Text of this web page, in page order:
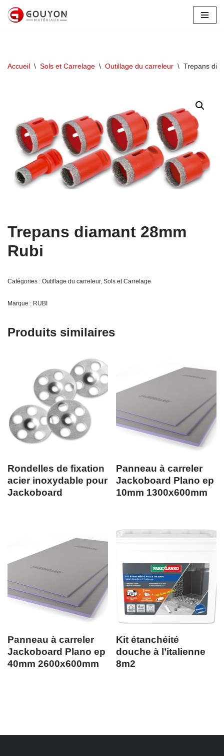
Accueil \ Sols et Carrelage \ Outillage du carreleur \ Trepans
Trepans diamant 28mm
Rubi
Catégories : Outillage du carreleur, Sols et Carrelage
Marque : RUBI
Produits similaires
Rondelles de fixation
acier inoxydable pour
Jackoboard
Panneau à carreler
Jackoboard Plano ep
10mm 1300x600mm
Panneau à carreler
Jackoboard Plano ep
40mm 2600x600mm
Kit étanchéité
douche à l’italienne
8m2